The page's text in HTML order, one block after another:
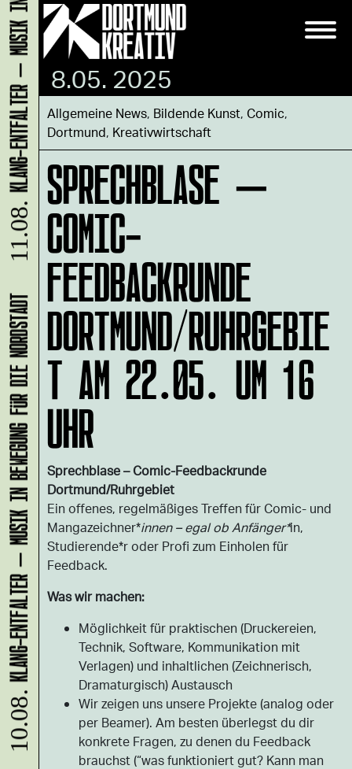
8.05. 2025
Allgemeine News, Bildende Kunst, Comic,
Dortmund, Kreativwirtschaft
SPRECHBLASE –
COMIC-
FEEDBACKRUNDE
DORTMUND/RUHRGEBIE
T AM 22.05. UM 16
UHR
Sprechblase – Comic-Feedbackrunde
Dortmund/Ruhrgebiet
Ein offenes, regelmäßiges Treffen für Comic- und
Mangazeichner*innen – egal ob Anfänger*in,
Studierende*r oder Profi zum Einholen für
Feedback.
Was wir machen:
Möglichkeit für praktischen (Druckereien,
Technik, Software, Kommunikation mit
Verlagen) und inhaltlichen (Zeichnerisch,
Dramaturgisch) Austausch
Wir zeigen uns unsere Projekte (analog oder
per Beamer). Am besten überlegst du dir
konkrete Fragen, zu denen du Feedback
brauchst (“was funktioniert gut? Kann man
10.08.
KLANG-ENTFALTER – MUSIK IN BEWEGUNG FÜR DIE NORDSTADT
11.08.